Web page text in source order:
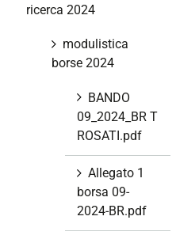
ricerca 2024
modulistica
borse 2024
BANDO
09_2024_BR T
ROSATI.pdf
Allegato 1
borsa 09-
2024-BR.pdf